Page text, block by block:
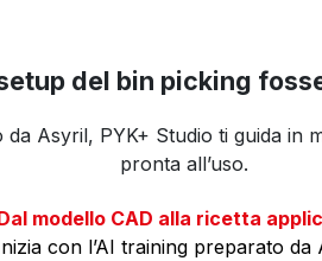
del bin picking
da Asyril, PYK+ Studio ti guida in
pronta all’uso.
modello CAD alla ricetta
con l’AI training preparato da